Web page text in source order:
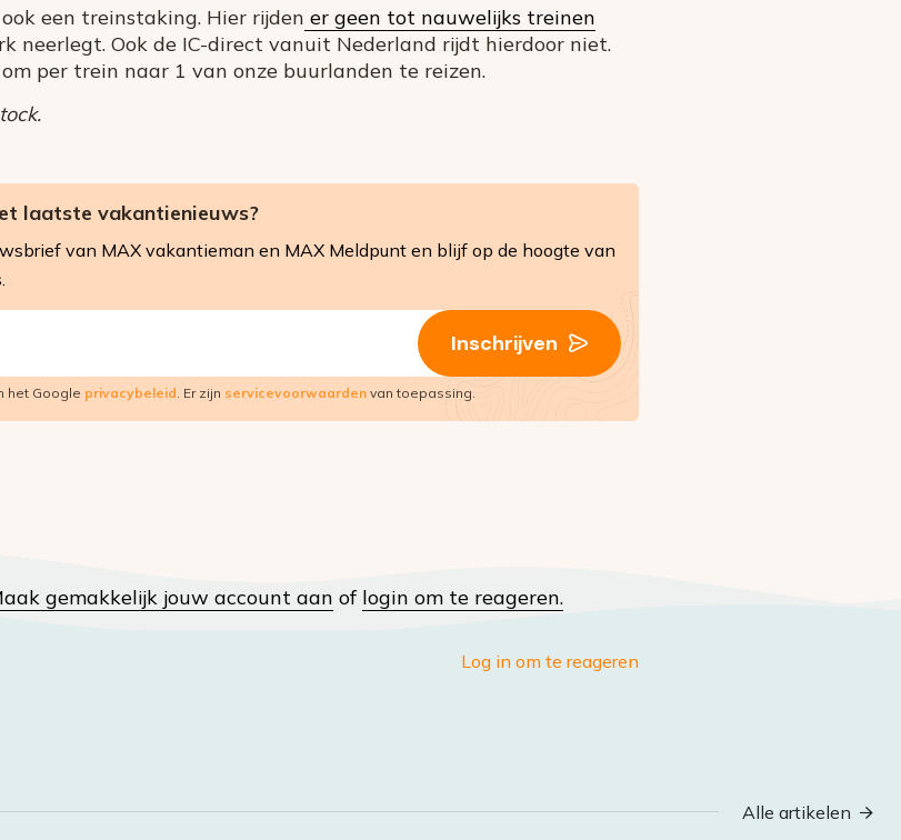
een treinstaking. Hier rijden er geen tot nauwelijks treinen
neerlegt. Ook de IC-direct vanuit Nederland rijdt hierdoor niet.
per trein naar 1 van onze buurlanden te reizen.
laatste vakantienieuws?
van MAX vakantieman en MAX Meldpunt en blijf op de hoogte van
Inschrijven
het Google privacybeleid . Er zijn servicevoorwaarden van toepassing.
gemakkelijk jouw account aan of login om te reageren.
Log in om te reageren
Alle artikelen